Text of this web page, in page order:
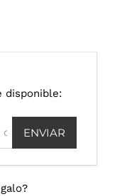
disponible: